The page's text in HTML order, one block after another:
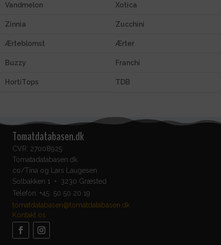
Vandmelon Xotica
Zinnia Zucchini
Ærteblomst Ærter
Buzzy Franchi
HortiTops TDB
Tomatdatabasen.dk
CVR: 27008925
Tomatadatabasen.dk
co/Tina og Lars Laugesen
Solbakken 1 • 3230 Græsted
Telefon: +45 50 50 20 19
tomatdatabasen@tomatdatabasen.dk
Kontakt os